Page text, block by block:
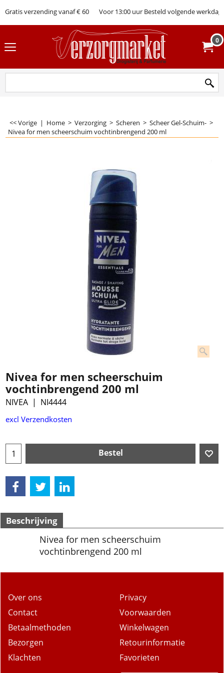
Gratis verzending vanaf € 60 Voor 13:00 uur Besteld volgende werkdag
0
<< Vorige | Home > Verzorging > Scheren > Scheer Gel-Schuim- >
Nivea for men scheerschuim vochtinbrengend 200 ml
Nivea for men scheerschuim
vochtinbrengend 200 ml
NIVEA NI4444
€3.99
Bestel
Beschrijving
Nivea for men scheerschuim
Over ons
Contact
Betaalmethoden
Bezorgen
Privacy
Voorwaarden
Winkelwagen
Retourinformatie